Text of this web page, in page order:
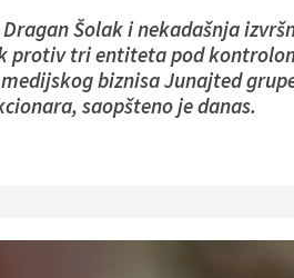
Šolak i nekadašnja
protiv tri entiteta pod
biznisa Junajted
saopšteno je danas.